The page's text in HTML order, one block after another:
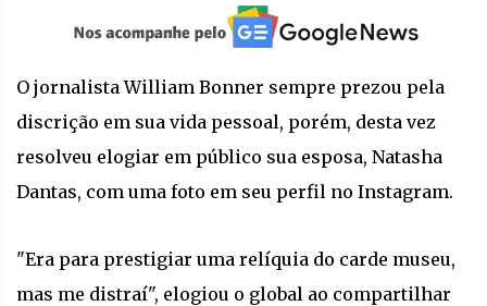
O jornalista William Bonner sempre prezou pela
discrição em sua vida pessoal, porém, desta vez
resolveu elogiar em público sua esposa, Natasha
Dantas, com uma foto em seu perfil no Instagram.
"Era para prestigiar uma relíquia do carde museu,
mas me distraí", elogiou o global ao compartilhar